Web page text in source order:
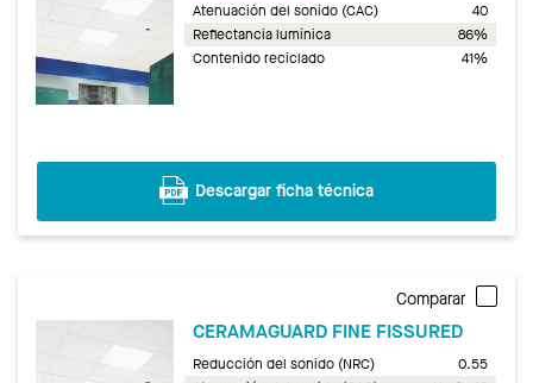
Atenuación del sonido (CAC)
40
Reflectancia lumínica
86%
Contenido reciclado
41%
Descargar ficha técnica
Comparar
CERAMAGUARD FINE FISSURED
Reducción del sonido (NRC)
0.55